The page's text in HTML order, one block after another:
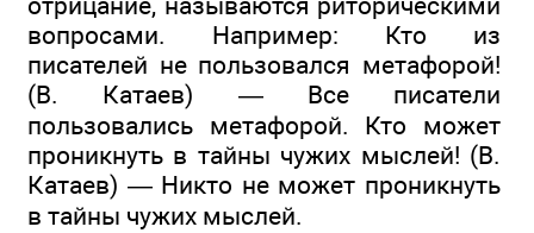
вопросами. Например: Кто из
писателей не пользовался метафорой!
(В. Катаев) — Все писатели
пользовались метафорой. Кто может
проникнуть в тайны чужих мыслей! (В.
Катаев) — Никто не может проникнуть
в тайны чужих мыслей.